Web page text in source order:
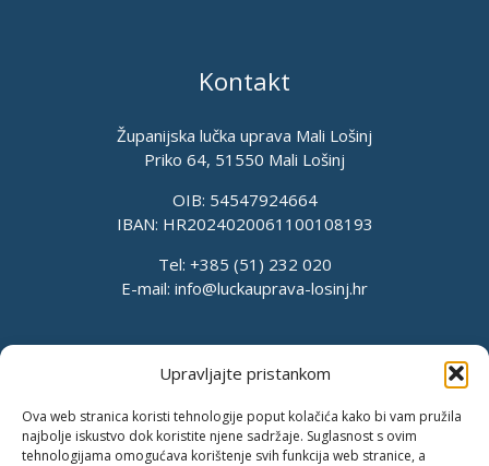
Upravljajte pristankom
Ova web stranica koristi tehnologije poput kolačića kako bi vam pružila
najbolje iskustvo dok koristite njene sadržaje. Suglasnost s ovim
tehnologijama omogućava korištenje svih funkcija web stranice, a
Kontakt
Županijska lučka uprava Mali Lošinj
Priko 64, 51550 Mali Lošinj
OIB: 54547924664
IBAN: HR2024020061100108193
Tel: +385 (51) 232 020
E-mail: info@luckauprava-losinj.hr